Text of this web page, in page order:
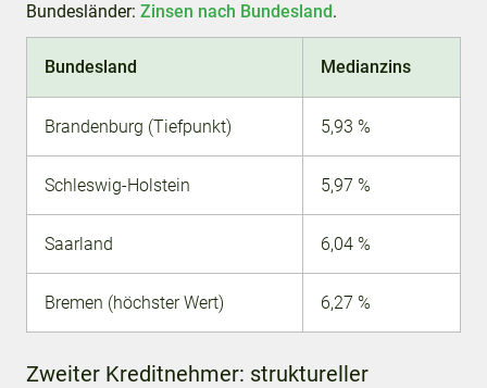
Bundesländer: Zinsen nach Bundesland.
Bundesland Medianzins
Brandenburg (Tiefpunkt) 5,93 %
Schleswig-Holstein 5,97 %
Saarland 6,04 %
Bremen (höchster Wert) 6,27 %
Zweiter Kreditnehmer: struktureller